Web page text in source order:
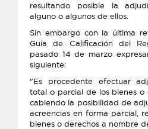
resultando posible la
alguno o algunos de ellos.
Sin embargo con la última
Guía de Calificación del
pasado 14 de marzo
siguiente:
"Es procedente efectuar
total o parcial de los bienes o
cabiendo la posibilidad de
acreencias en forma parcial,
bienes o derechos a nombre